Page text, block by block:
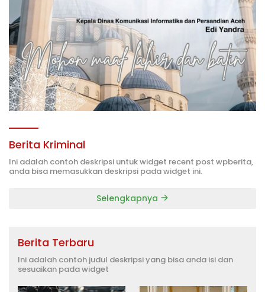
Berita Kriminal
Ini adalah contoh deskripsi untuk widget recent post wpberita,
anda bisa memasukkan deskripsi pada widget ini.
Selengkapnya
Berita Terbaru
Ini adalah contoh judul deskripsi yang bisa anda isi dan
sesuaikan pada widget